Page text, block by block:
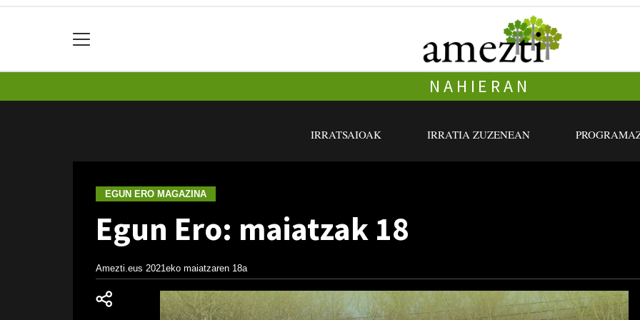
NAHIERAN
IRRATSAIOAK IRRATIA ZUZENEAN
EGUN ERO MAGAZINA
Egun Ero: maiatzak 18
Amezti.eus 2021eko maiatzaren 18a